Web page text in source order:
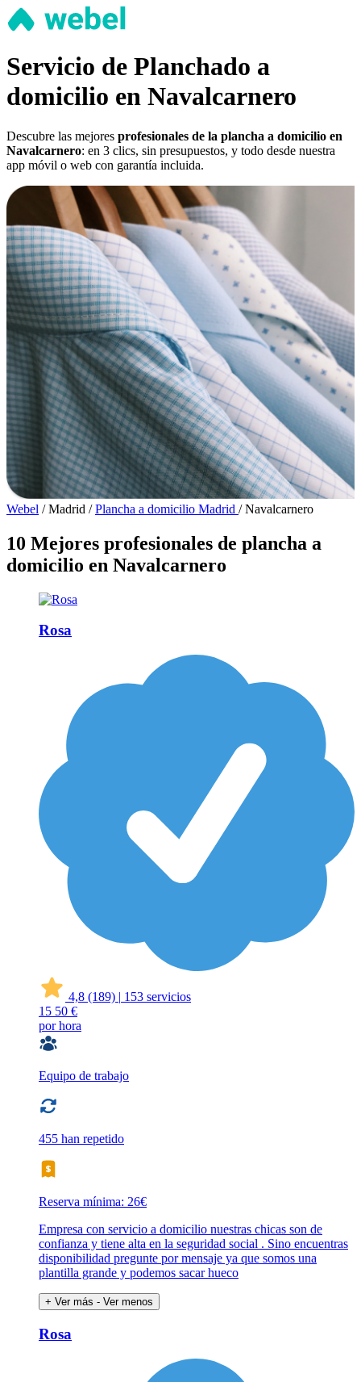
Servicio de Planchado a
domicilio en Navalcarnero
Descubre las mejores profesionales de la plancha a domicilio en
Navalcarnero: en 3 clics, sin presupuestos, y todo desde nuestra
app móvil o web con garantía incluida.
Webel / Madrid / Plancha a domicilio Madrid / Navalcarnero
10 Mejores profesionales de plancha a
domicilio en Navalcarnero
Rosa
4,8 (189) | 153 servicios
15 50 €
por hora
Equipo de trabajo
455 han repetido
Reserva mínima: 26€
Empresa con servicio a domicilio nuestras chicas son de
confianza y tiene alta en la seguridad social . Sino encuentras
disponibilidad pregunte por mensaje ya que somos una
plantilla grande y podemos sacar hueco
+ Ver más - Ver menos
Rosa